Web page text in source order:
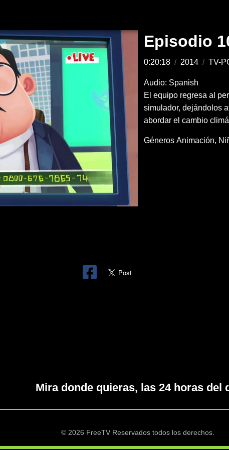
Episodio
0:20:18 / 2014 / TV-
Audio: Spanish
El equipo regresa al
simulador, dejándolos
abordar el cambio
Géneros Animación
Mira donde quieras, las 24 horas del
© 2026 FreeTV Reservados todos los derechos.